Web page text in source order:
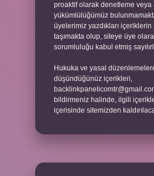
proaktif olarak denetleme veya
yükümlülüğümüz
üyelerimiz yazdıkları
taşımakta olup, siteye üye
sorumluluğu kabul etmiş
Hukuka ve yasal
düşündüğünüz içerikleri,
bildirmeniz halinde, ilgili
içerisinde sitemizden